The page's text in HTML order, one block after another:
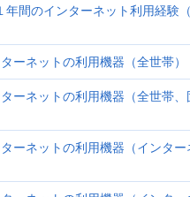
のインターネット利用経験
ネットの利用機器（全世帯）
ネットの利用機器（全世帯、
ネットの利用機器（インター